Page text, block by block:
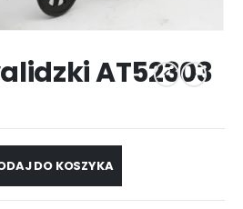
AT52303
DO KOSZYKA